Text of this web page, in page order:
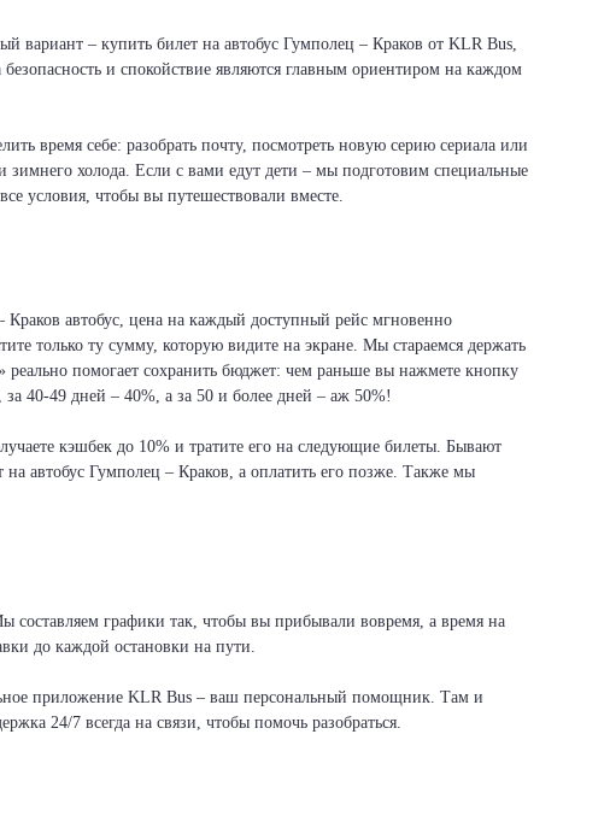
вариант – купить билет на автобус Гумполец – Краков от KLR Bus,
и спокойствие являются главным ориентиром на каждом
время себе: разобрать почту, посмотреть новую серию сериала или
зимнего холода. Если с вами едут дети – мы подготовим специальные
условия, чтобы вы путешествовали вместе.
Краков автобус, цена на каждый доступный рейс мгновенно
только ту сумму, которую видите на экране. Мы стараемся держать
помогает сохранить бюджет: чем раньше вы нажмете кнопку
40-49 дней – 40%, а за 50 и более дней – аж 50%!
кэшбек до 10% и тратите его на следующие билеты. Бывают
автобус Гумполец – Краков, а оплатить его позже. Также мы
составляем графики так, чтобы вы прибывали вовремя, а время на
до каждой остановки на пути.
приложение KLR Bus – ваш персональный помощник. Там и
24/7 всегда на связи, чтобы помочь разобраться.